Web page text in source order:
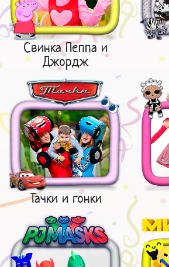
Свинка Пеппа и
Джордж
Тачки и гонки